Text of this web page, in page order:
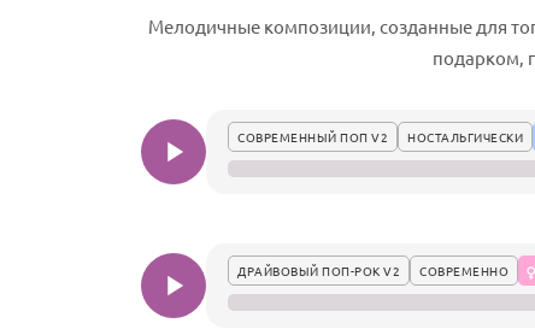
Мелодичные композиции, созданные для
подарком,
СОВРЕМЕННЫЙ ПОП V2 НОСТАЛЬГИЧЕСКИ
ДРАЙВОВЫЙ ПОП-РОК V2 СОВРЕМЕННО